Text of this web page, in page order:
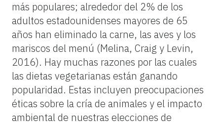
más populares; alrededor del 2% de los
adultos estadounidenses mayores de 65
años han eliminado la carne, las aves y los
mariscos del menú (Melina, Craig y Levin,
2016). Hay muchas razones por las cuales
las dietas vegetarianas están ganando
popularidad. Estas incluyen preocupaciones
éticas sobre la cría de animales y el impacto
ambiental de nuestras elecciones de